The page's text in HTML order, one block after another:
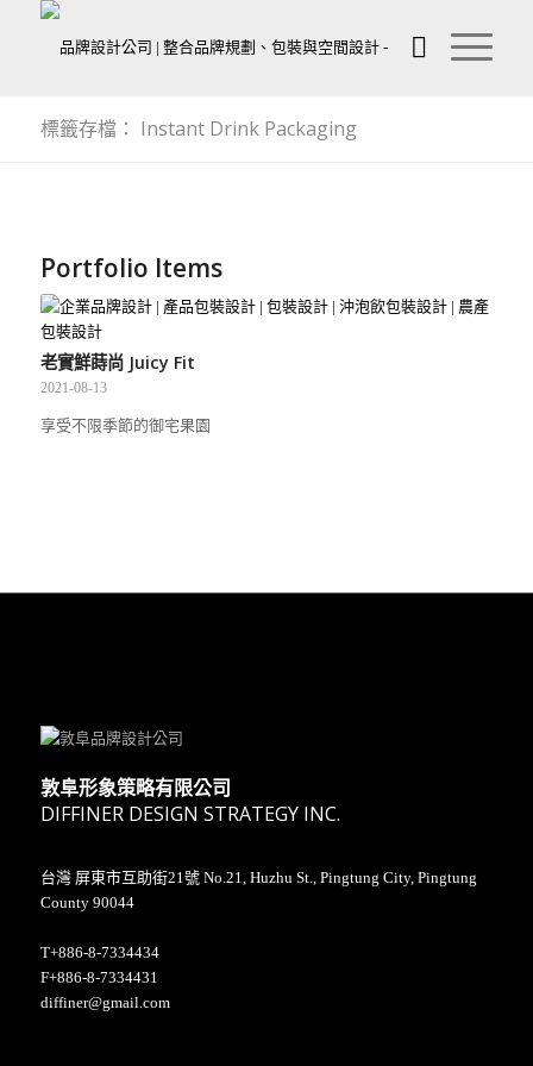
標籤存檔： Instant Drink Packaging
Portfolio Items
老實鮮蒔尚 Juicy Fit
2021-08-13
享受不限季節的御宅果園
敦阜形象策略有限公司
DIFFINER DESIGN STRATEGY INC.
台灣 屏東市互助街21號 No.21, Huzhu St., Pingtung City, Pingtung
County 90044
T+886-8-7334434
F+886-8-7334431
diffiner@gmail.com